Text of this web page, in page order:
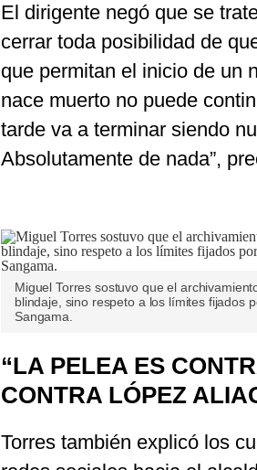
El dirigente negó que se
cerrar toda posibilidad de
que permitan el inicio de un
nace muerto no puede
tarde va a terminar siendo
Absolutamente de nada”,
Miguel Torres sostuvo que el
blindaje, sino respeto a los límites fijados
Sangama.
“LA PELEA ES
CONTRA LÓPEZ
Torres también explicó los